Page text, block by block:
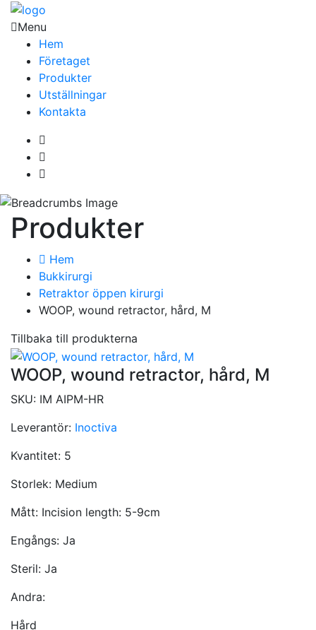
Menu
Hem
Företaget
Produkter
Utställningar
Kontakta
Produkter
Hem
Bukkirurgi
Retraktor öppen kirurgi
WOOP, wound retractor, hård, M
Tillbaka till produkterna
WOOP, wound retractor, hård, M
SKU: IM AIPM-HR
Leverantör: Inoctiva
Kvantitet: 5
Storlek: Medium
Mått: Incision length: 5-9cm
Engångs: Ja
Steril: Ja
Andra:
Hård